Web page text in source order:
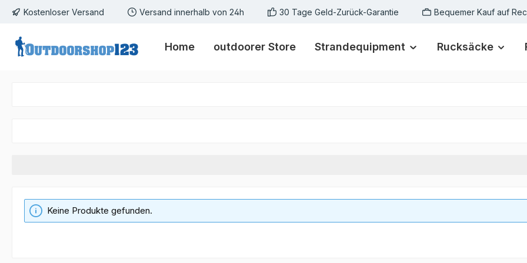
Hauptinhalt springen
Zur Suche springen
Zur Hauptnavigation springen
Kostenloser Versand Versand innerhalb von 24h 30 Tage Geld-Zurück-Garantie Bequemer Kauf auf
Home outdoorer Store Strandequipment Rucksäcke
Keine Produkte gefunden.